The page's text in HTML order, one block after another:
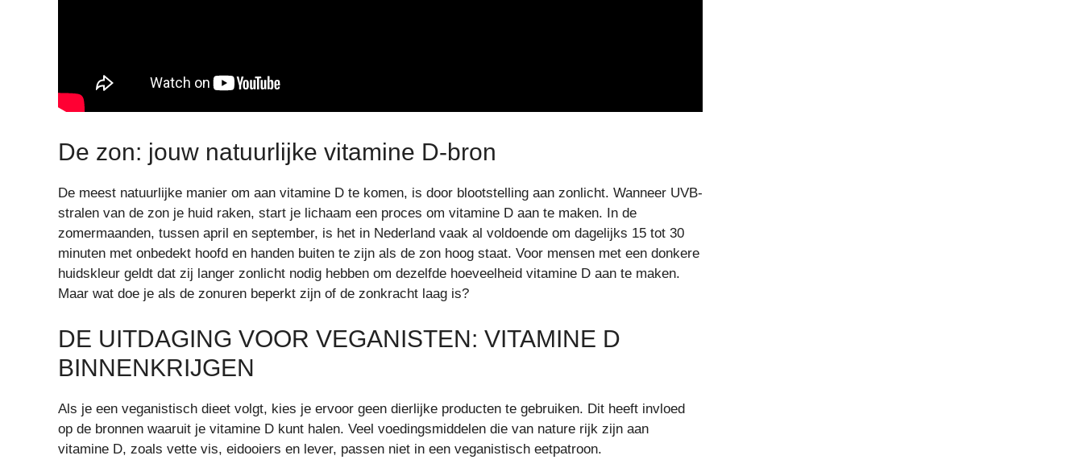
De zon: jouw natuurlijke vitamine D-bron
De meest natuurlijke manier om aan vitamine D te komen, is door blootstelling aan zonlicht. Wanneer UVB-
stralen van de zon je huid raken, start je lichaam een proces om vitamine D aan te maken. In de
zomermaanden, tussen april en september, is het in Nederland vaak al voldoende om dagelijks 15 tot 30
minuten met onbedekt hoofd en handen buiten te zijn als de zon hoog staat. Voor mensen met een donkere
huidskleur geldt dat zij langer zonlicht nodig hebben om dezelfde hoeveelheid vitamine D aan te maken.
Maar wat doe je als de zonuren beperkt zijn of de zonkracht laag is?
DE UITDAGING VOOR VEGANISTEN: VITAMINE D
BINNENKRIJGEN
Als je een veganistisch dieet volgt, kies je ervoor geen dierlijke producten te gebruiken. Dit heeft invloed
op de bronnen waaruit je vitamine D kunt halen. Veel voedingsmiddelen die van nature rijk zijn aan
vitamine D, zoals vette vis, eidooiers en lever, passen niet in een veganistisch eetpatroon.